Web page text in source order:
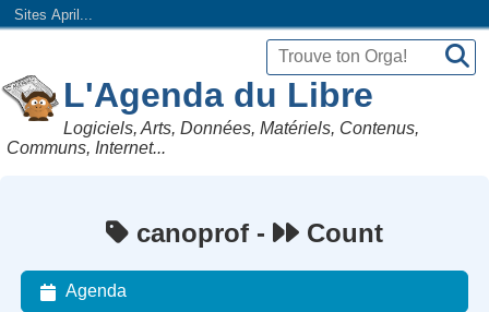
Sites April...
L'Agenda du Libre
Logiciels, Arts, Données, Matériels, Contenus,
Communs, Internet...
canoprof - Count
Agenda